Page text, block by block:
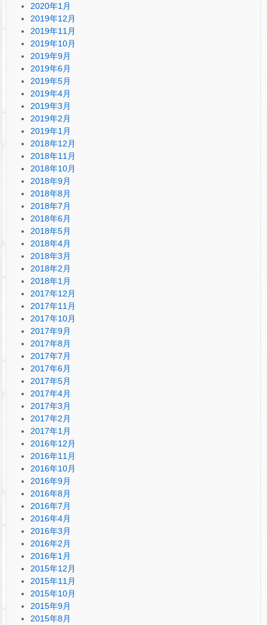
2020年1月
2019年12月
2019年11月
2019年10月
2019年9月
2019年6月
2019年5月
2019年4月
2019年3月
2019年2月
2019年1月
2018年12月
2018年11月
2018年10月
2018年9月
2018年8月
2018年7月
2018年6月
2018年5月
2018年4月
2018年3月
2018年2月
2018年1月
2017年12月
2017年11月
2017年10月
2017年9月
2017年8月
2017年7月
2017年6月
2017年5月
2017年4月
2017年3月
2017年2月
2017年1月
2016年12月
2016年11月
2016年10月
2016年9月
2016年8月
2016年7月
2016年4月
2016年3月
2016年2月
2016年1月
2015年12月
2015年11月
2015年10月
2015年9月
2015年8月